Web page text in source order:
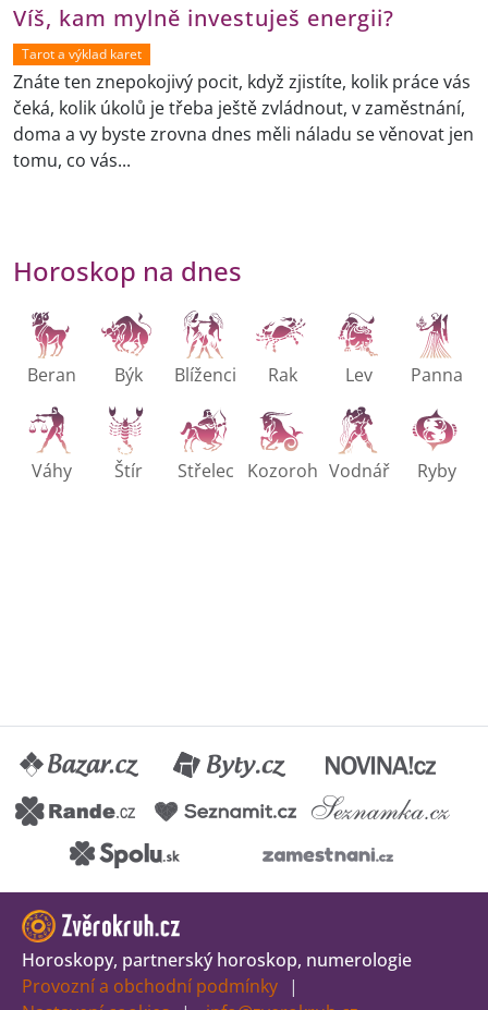
Víš, kam mylně investuješ energii?
Tarot a výklad karet
Znáte ten znepokojivý pocit, když zjistíte, kolik práce vás
čeká, kolik úkolů je třeba ještě zvládnout, v zaměstnání,
doma a vy byste zrovna dnes měli náladu se věnovat jen
tomu, co vás...
Horoskop na dnes
Beran Býk Blíženci Rak Lev Panna
Váhy Štír Střelec Kozoroh Vodnář Ryby
Horoskopy, partnerský horoskop, numerologie
Provozní a obchodní podmínky